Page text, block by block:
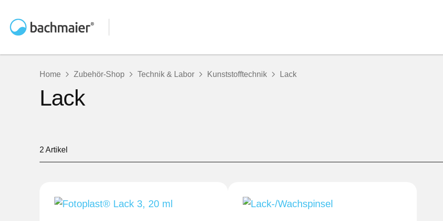
Home Zubehör-Shop Technik & Labor Kunststofftechnik Lack
Lack
2 Artikel